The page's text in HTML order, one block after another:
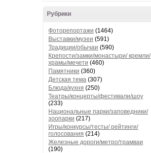
Рубрики
Фоторепортажи (1464)
Выставки/музеи (591)
Традиции/обычаи (590)
Крепости/замки/монастыри/ кремли/
храмы/мечети (460)
Памятники (360)
Детская тема (307)
Блюда/кухня (250)
Театры/концерты/фестивали/шоу
(233)
Национальные парки/заповедники/
зоопарки (217)
Игры/конкурсы/тесты/ рейтинги/
голосования (214)
Железные дороги/метро/трамваи
(190)